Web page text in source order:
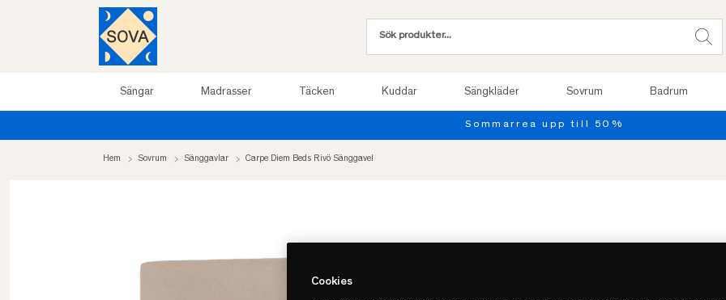
Sängar Madrasser Täcken Kuddar Sängkläder Sovrum Badrum
Hem Sovrum Sänggavlar Carpe Diem Beds Rivö Sänggavel
Cookies